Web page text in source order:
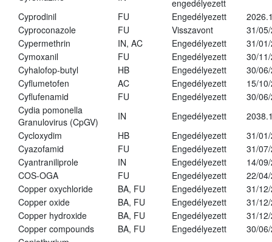
engedélyezett
Cyprodinil
FU Engedélyezett
Cyproconazole
FU Visszavont
31/
Cypermethrin
IN, AC Engedélyezett
31/
Cymoxanil
FU Engedélyezett
30/
Cyhalofop-butyl
HB Engedélyezett
30/
Cyflumetofen
AC Engedélyezett
15/
Cyflufenamid
FU Engedélyezett
30/
Cydia pomonella
Granulovirus (CpGV)
IN Engedélyezett
Cycloxydim
HB Engedélyezett
31/
Cyazofamid
FU Engedélyezett
31/
Cyantraniliprole
IN Engedélyezett
14/
COS-OGA
FU Engedélyezett
22/
Copper oxychloride
BA, FU Engedélyezett
31/
Copper oxide
BA, FU Engedélyezett
31/
Copper hydroxide
BA, FU Engedélyezett
31/
Copper compounds
BA, FU Engedélyezett
30/